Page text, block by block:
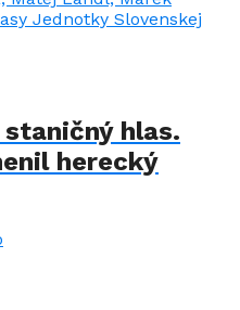
hlas.
herecký